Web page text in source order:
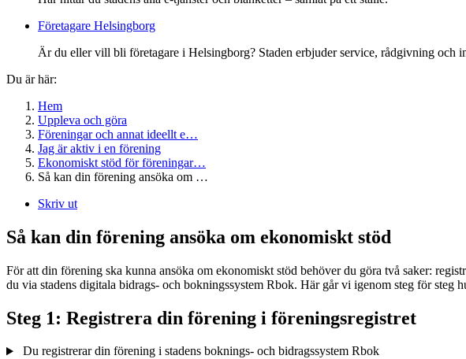
Företagare Helsingborg
Är du eller vill bli företagare i Helsingborg? Staden erbjuder service, rådgivning och
Du är här:
Hem
Uppleva och göra
Föreningar och annat ideellt e…
Jag är aktiv i en förening
Ekonomiskt stöd för föreningar…
Så kan din förening ansöka om …
Skriv ut
Så kan din förening ansöka om ekonomiskt stöd
För att din förening ska kunna ansöka om ekonomiskt stöd behöver du göra två saker:
du via stadens digitala bidrags- och bokningssystem Rbok. Här går vi igenom steg för steg
Steg 1: Registrera din förening i föreningsregistret
Du registrerar din förening i stadens boknings- och bidragssystem Rbok